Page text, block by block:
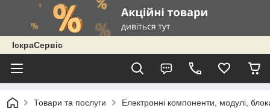
ІскраСервіс
Товари та послуги Електронні компоненти, модулі,